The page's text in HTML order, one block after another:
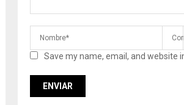
Save my name, email, and website